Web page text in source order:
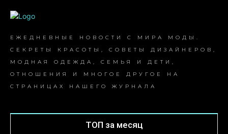
ЕЖЕДНЕВНЫЕ НОВОСТИ С МИРА МОДЫ.
СЕКРЕТЫ КРАСОТЫ, СОВЕТЫ ДИЗАЙНЕРОВ,
МОДНАЯ ОДЕЖДА, СЕМЬЯ И ДЕТИ,
ОТНОШЕНИЯ И МНОГОЕ ДРУГОЕ НА
СТРАНИЦАХ НАШЕГО ЖУРНАЛА
ТОП за месяц